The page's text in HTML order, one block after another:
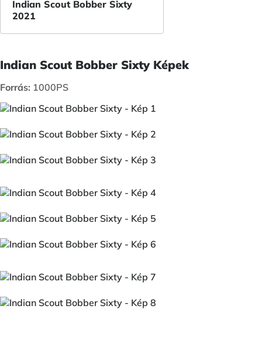
Indian Scout Bobber Sixty
2021
Indian Scout Bobber Sixty Képek
Forrás: 1000PS